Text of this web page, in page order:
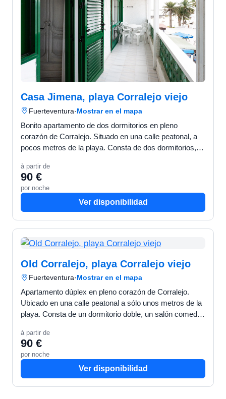
Casa Jimena, playa Corralejo viejo
Fuerteventura·Mostrar en el mapa
Bonito apartamento de dos dormitorios en pleno
corazón de Corralejo. Situado en una calle peatonal, a
pocos metros de la playa. Consta de dos dormitorios,
…
à partir de
90 €
por noche
Ver disponibilidad
Old Corralejo, playa Corralejo viejo
Fuerteventura·Mostrar en el mapa
Apartamento dúplex en pleno corazón de Corralejo.
Ubicado en una calle peatonal a sólo unos metros de la
playa. Consta de un dormitorio doble, un salón comedor,
à partir de
90 €
por noche
Ver disponibilidad